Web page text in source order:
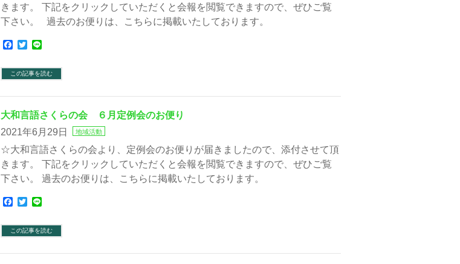
きます。 下記をクリックしていただくと会報を閲覧できますので、ぜひご覧
下さい。 過去のお便りは、こちらに掲載いたしております。
Facebook
Twitter
この記事を読む
大和言語さくらの会 ６月定例会のお便り
2021年6月29日
地域活動
☆大和言語さくらの会より、定例会のお便りが届きましたので、添付させて頂
きます。 下記をクリックしていただくと会報を閲覧できますので、ぜひご覧
下さい。 過去のお便りは、こちらに掲載いたしております。
Facebook
Twitter
この記事を読む